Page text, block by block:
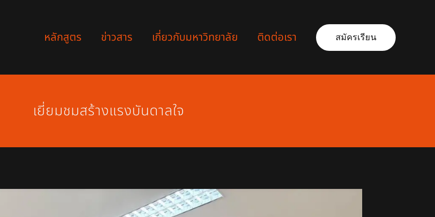
หลักสูตร ข่าวสาร เกี่ยวกับมหาวิทยาลัย ติดต่อเรา สมัครเรียน
เยี่ยมชมสร้างแรงบันดาลใจ